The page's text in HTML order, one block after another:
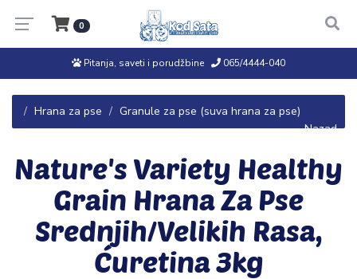
0
Pitanja, saveti i porudžbine 065/4444-040
Hrana za pse
Granule za pse (suva hrana za pse)
← Nazad
Nature's Variety Healthy
Grain Hrana Za Pse
Srednjih/Velikih Rasa,
Ćuretina 3kg